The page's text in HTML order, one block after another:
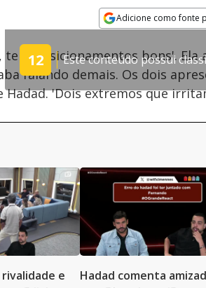
Adicione como fonte
12 Este conteúdo possui
Velocidade
posicionamentos bons'. Ela
falando demais. Os dois
Hadad. 'Dois extremos que
e
Hadad comenta